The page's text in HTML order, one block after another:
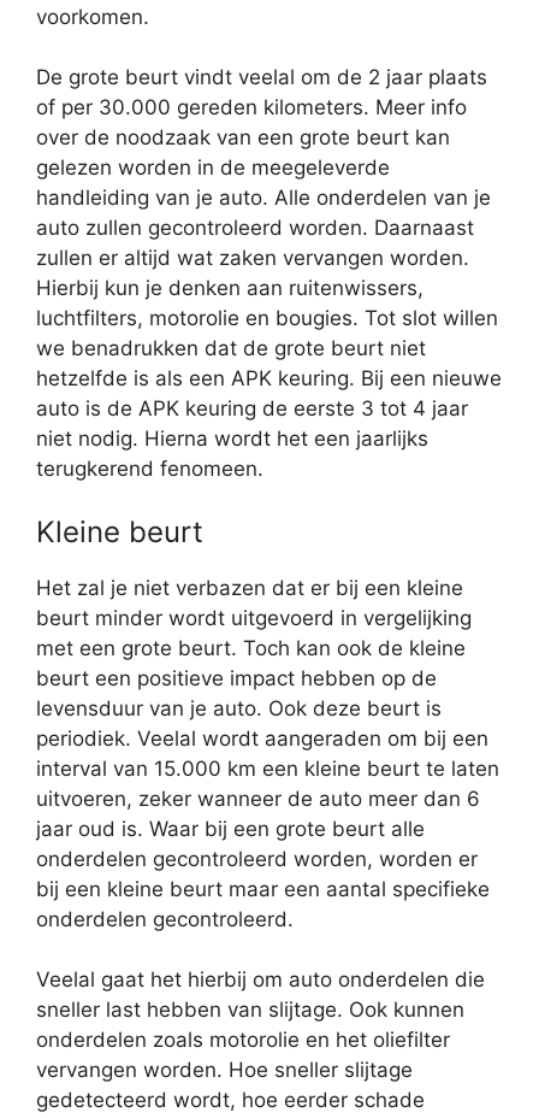
voorkomen.
De grote beurt vindt veelal om de 2 jaar plaats
of per 30.000 gereden kilometers. Meer info
over de noodzaak van een grote beurt kan
gelezen worden in de meegeleverde
handleiding van je auto. Alle onderdelen van je
auto zullen gecontroleerd worden. Daarnaast
zullen er altijd wat zaken vervangen worden.
Hierbij kun je denken aan ruitenwissers,
luchtfilters, motorolie en bougies. Tot slot willen
we benadrukken dat de grote beurt niet
hetzelfde is als een APK keuring. Bij een nieuwe
auto is de APK keuring de eerste 3 tot 4 jaar
niet nodig. Hierna wordt het een jaarlijks
terugkerend fenomeen.
Kleine beurt
Het zal je niet verbazen dat er bij een kleine
beurt minder wordt uitgevoerd in vergelijking
met een grote beurt. Toch kan ook de kleine
beurt een positieve impact hebben op de
levensduur van je auto. Ook deze beurt is
periodiek. Veelal wordt aangeraden om bij een
interval van 15.000 km een kleine beurt te laten
uitvoeren, zeker wanneer de auto meer dan 6
jaar oud is. Waar bij een grote beurt alle
onderdelen gecontroleerd worden, worden er
bij een kleine beurt maar een aantal specifieke
onderdelen gecontroleerd.
Veelal gaat het hierbij om auto onderdelen die
sneller last hebben van slijtage. Ook kunnen
onderdelen zoals motorolie en het oliefilter
vervangen worden. Hoe sneller slijtage
gedetecteerd wordt, hoe eerder schade